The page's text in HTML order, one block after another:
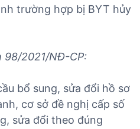
trường hợp bị BYT hủy
98/2021/NĐ-CP:
bổ sung, sửa đổi hồ sơ
cơ sở đề nghị cấp số
sửa đổi theo đúng